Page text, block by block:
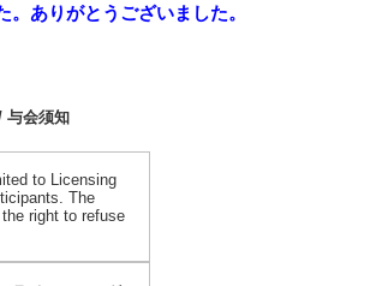
。ありがとうございました。
与会须知
to Licensing
The
right to refuse